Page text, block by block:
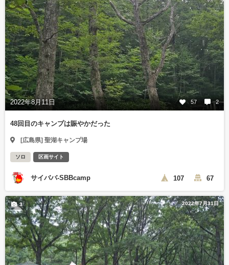
2022年8月11日 57 2
48回目のキャンプは賑やかだった
[広島県] 聖湖キャンプ場
ソロ 区画サイト
サイババ-SBBcamp 107 67
2022年7月31日
3